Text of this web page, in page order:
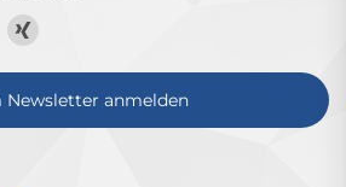
Zum
Xing-
Profil
Newsletter anmelden